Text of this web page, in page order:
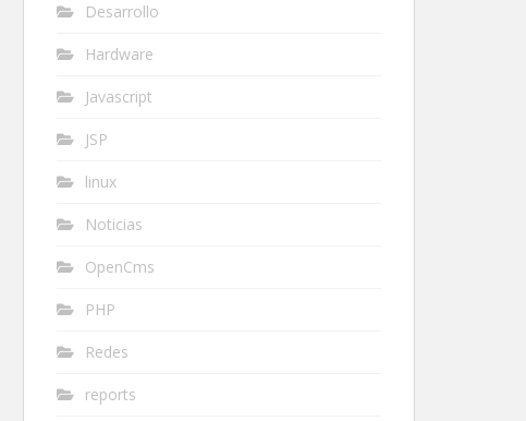
Desarrollo
Hardware
Javascript
JSP
linux
Noticias
OpenCms
PHP
Redes
reports